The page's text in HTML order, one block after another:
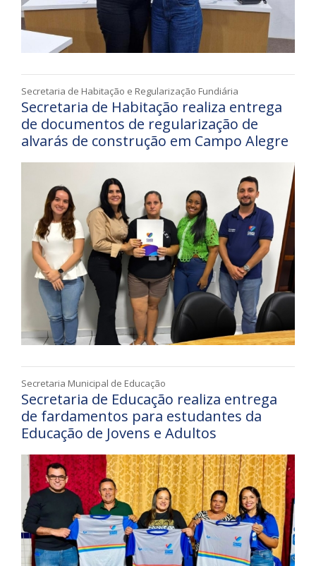
Secretaria de Habitação e Regularização Fundiária
Secretaria de Habitação realiza entrega
de documentos de regularização de
alvarás de construção em Campo Alegre
Secretaria Municipal de Educação
Secretaria de Educação realiza entrega
de fardamentos para estudantes da
Educação de Jovens e Adultos